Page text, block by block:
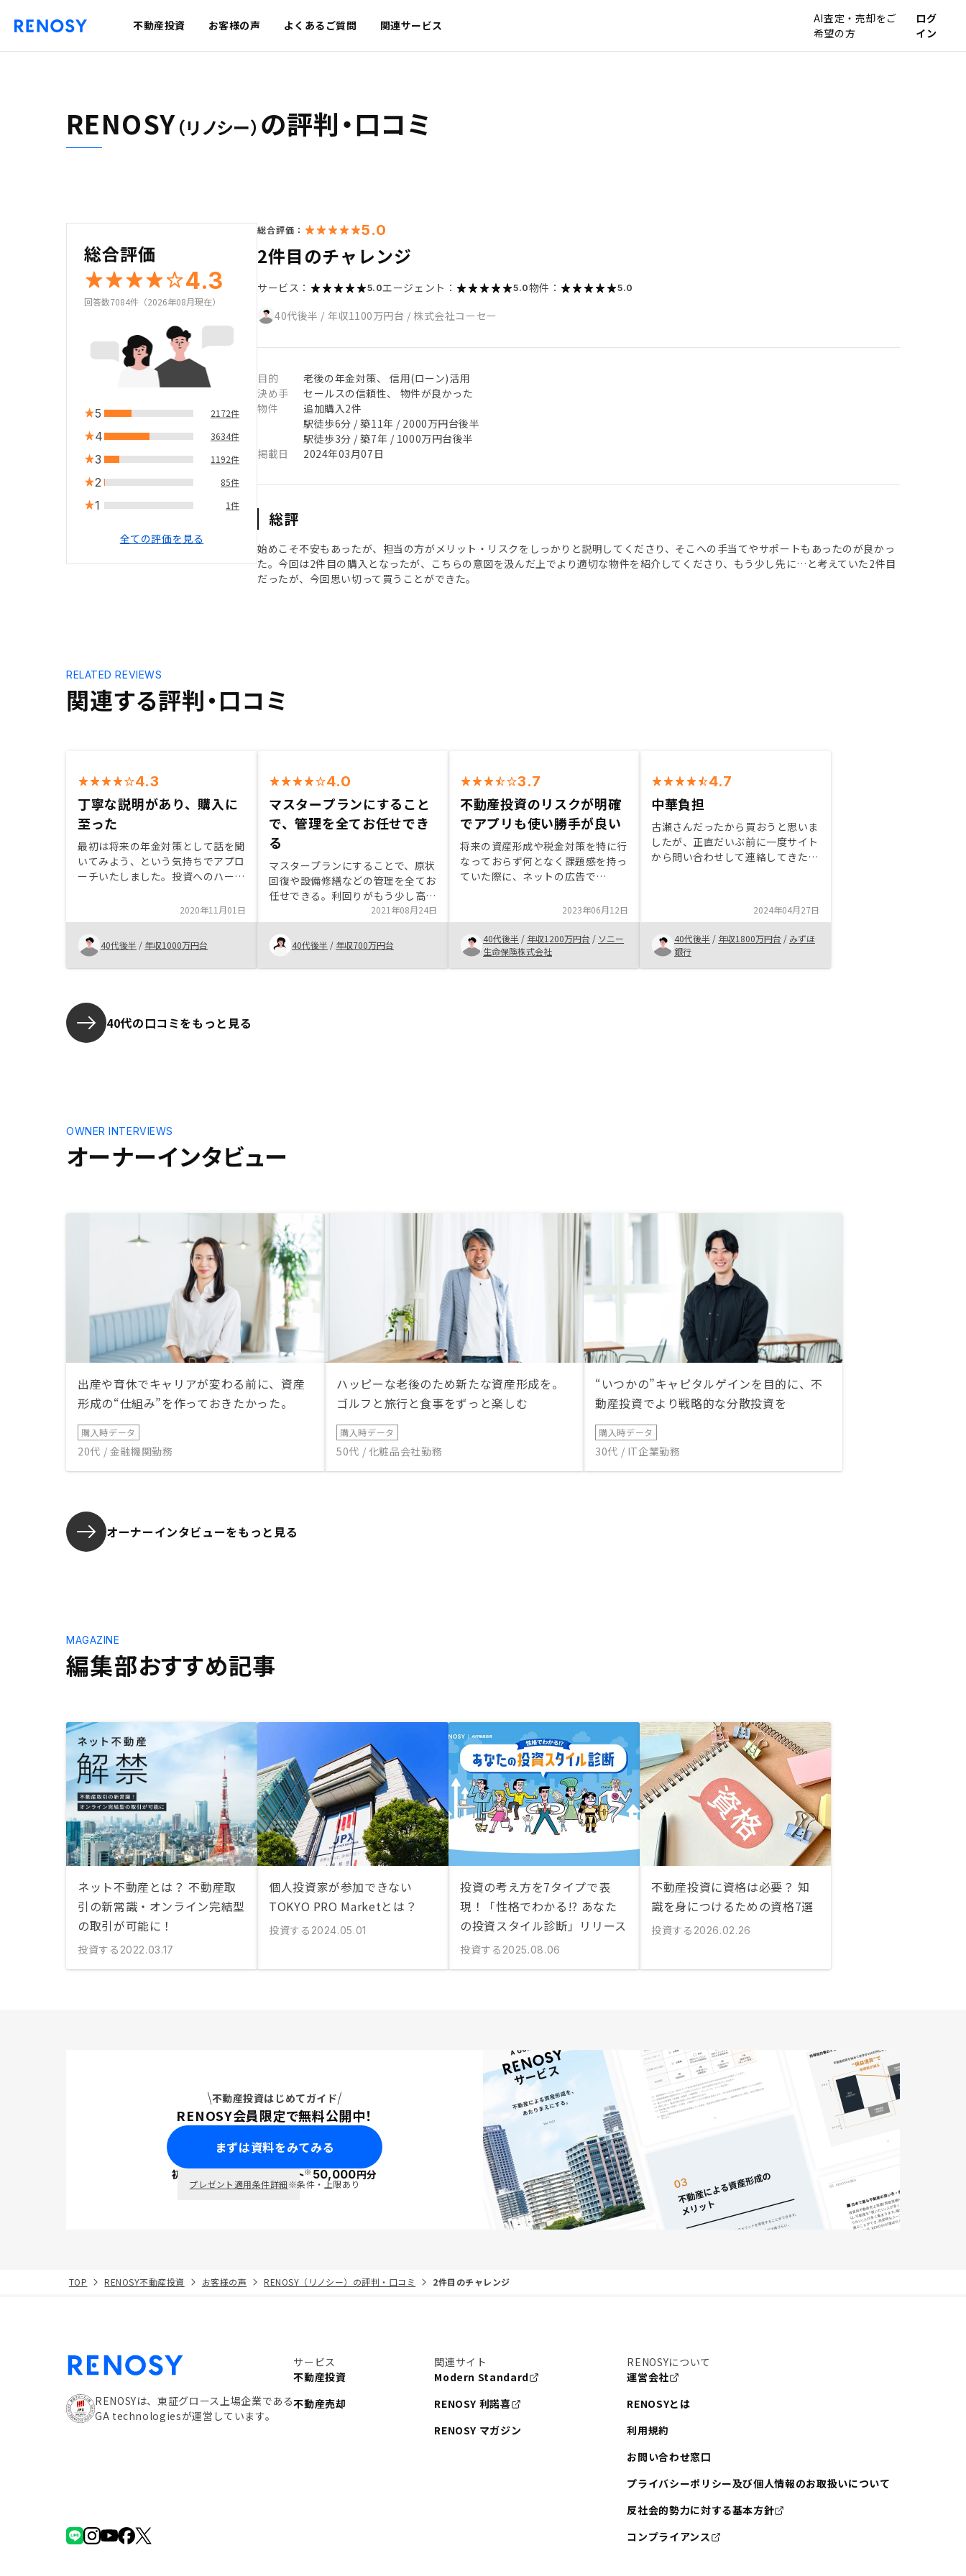
不動産投資 お客様の声 よくあるご質問 関連サービス
AI査定・売却をご
希望の方
ログ
イン
RENOSY（リノシー） の評判・口コミ
総合評価
4.3
回答数7084件（2026年08月現在）
5 2172件
4 3634件
3 1192件
2 85件
1 1件
全ての評価を見る
総合評価： 5.0
2件目のチャレンジ
サービス： 5.0エージェント： 5.0物件： 5.0
40代後半 / 年収1100万円台 / 株式会社コーセー
目的
老後の年金対策、 信用(ローン)活用
決め手
セールスの信頼性、 物件が良かった
物件
追加購入2件
駅徒歩6分 / 築11年 / 2000万円台後半
駅徒歩3分 / 築7年 / 1000万円台後半
掲載日
2024年03月07日
総評
始めこそ不安もあったが、担当の方がメリット・リスクをしっかりと説明してくださり、そこへの手当てやサポートもあったのが良かっ
た。今回は2件目の購入となったが、こちらの意図を汲んだ上でより適切な物件を紹介してくださり、もう少し先に…と考えていた2件目
だったが、今回思い切って買うことができた。
関連する評判・口コミ
RELATED REVIEWS
4.3
丁寧な説明があり、購入に
至った
最初は将来の年金対策として話を聞
いてみよう、という気持ちでアプロ
ーチいたしました。投資へのハード
おこなっていただいており、それを
わかりやすく説明いただきました。
契約後も気になることはなんでも気
軽に質問させていただいています。
2020年11月01日
40代後半 / 年収1000万円台
4.0
マスタープランにすること
で、管理を全てお任せでき
る
マスタープランにすることで、原状
回復や設備修繕などの管理を全てお
任せできる。利回りがもう少し高い
と良いと思っていたところに、マス
タープランの手数料が値上がりする
のが残念。
2021年08月24日
40代後半 / 年収700万円台
3.7
不動産投資のリスクが明確
でアプリも使い勝手が良い
将来の資産形成や税金対策を特に行
なっておらず何となく課題感を持っ
ていた際に、ネットの広告で
みることにしました。 説明の内容
は端的でリスクについての説明もし
っかりとあったため安心して購入す
ることができました。また、アプリ
の出来が良いため、運用状況がいつ
2023年06月12日
40代後半 / 年収1200万円台 / ソニー
生命保険株式会社
4.7
中華負担
古瀬さんだったから買おうと思いま
したが、正直だいぶ前に一度サイト
から問い合わせして連絡してきた方
い人はやめたほうが良いかと思いま
す。よろしくお願いいたします。他
社で仲介した物件管理もお願いした
2024年04月27日
40代後半 / 年収1800万円台 / みずほ
銀行
40代の口コミをもっと見る
オーナーインタビュー
OWNER INTERVIEWS
出産や育休でキャリアが変わる前に、資産
形成の“仕組み”を作っておきたかった。
購入時データ
20代 / 金融機関勤務
ハッピーな老後のため新たな資産形成を。
ゴルフと旅行と食事をずっと楽しむ
購入時データ
50代 / 化粧品会社勤務
“いつかの”キャピタルゲインを目的に、不
動産投資でより戦略的な分散投資を
購入時データ
30代 / IT企業勤務
オーナーインタビューをもっと見る
編集部おすすめ記事
MAGAZINE
ネット不動産とは？ 不動産取
引の新常識・オンライン完結型
の取引が可能に！
投資する 2022.03.17
個人投資家が参加できない
TOKYO PRO Marketとは？
投資する 2024.05.01
投資の考え方を7タイプで表
現！「性格でわかる!? あなた
の投資スタイル診断」リリース
投資する 2025.08.06
不動産投資に資格は必要？ 知
識を身につけるための資格7選
投資する 2026.02.26
不動産投資はじめてガイド
RENOSY会員限定で無料公開中！
まずは資料をみてみる
初回面談で ポイント※50,000円分
プレゼント適用条件詳細※条件・上限あり
TOP RENOSY不動産投資 お客様の声 RENOSY（リノシー）の評判・口コミ 2件目のチャレンジ
RENOSYは、東証グロース上場企業である
GA technologiesが運営しています。
サービス
不動産投資
不動産売却
関連サイト
Modern Standard
RENOSY 利諾喜
RENOSY マガジン
RENOSYについて
運営会社
RENOSYとは
利用規約
お問い合わせ窓口
プライバシーポリシー及び個人情報のお取扱いについて
反社会的勢力に対する基本方針
コンプライアンス